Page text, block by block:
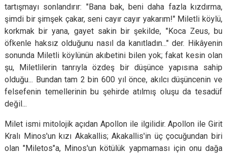
tartışmayı sonlandırır: "Bana bak, beni daha fazla kızdırma,
şimdi bir şimşek çakar, seni cayır cayır yakarım!" Miletli köylü,
korkmak bir yana, gayet sakin bir şekilde, "Koca Zeus, bu
öfkenle haksız olduğunu nasıl da kanıtladın..." der. Hikâyenin
sonunda Miletli köylünün akıbetini bilen yok; fakat kesin olan
şu, Miletlilerin tanrıyla özdeş bir düşünce yapısına sahip
olduğu... Bundan tam 2 bin 600 yıl önce, akılcı düşüncenin ve
felsefenin temellerinin bu şehirde atılmış oluşu da tesadüf
değil...
Milet ismi mitolojik açıdan Apollon ile ilgilidir. Apollon ile Girit
Kralı Minos'un kızı Akakallis; Akakallis'in üç çocuğundan biri
olan "Miletos"a, Minos'un kötülük yapmaması için onu dağa